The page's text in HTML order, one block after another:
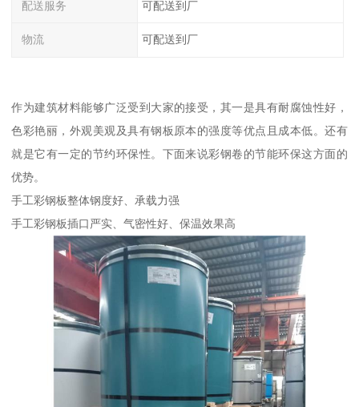
配送服务 可配送到厂
物流 可配送到厂
作为建筑材料能够广泛受到大家的接受，其一是具有耐腐蚀性好，
色彩艳丽，外观美观及具有钢板原本的强度等优点且成本低。还有
就是它有一定的节约环保性。下面来说彩钢卷的节能环保这方面的
优势。
手工彩钢板整体钢度好、承载力强
手工彩钢板插口严实、气密性好、保温效果高